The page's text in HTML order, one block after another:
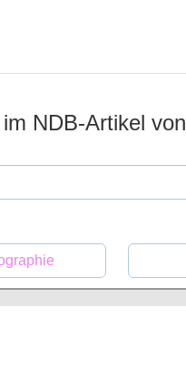
NDB-Artikel von